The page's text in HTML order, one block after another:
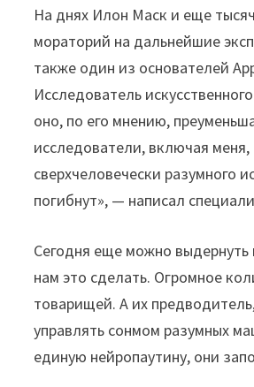
На днях Илон Маск и еще
мораторий на дальнейшие
также один из основателей
Исследователь
оно, по его мнению,
исследователи, включая
сверхчеловечески разумного
погибнут», — написал
Сегодня еще можно выдернуть
нам это сделать. Огромное
товарищей. А их
управлять сонмом разумных
единую нейропаутину, они